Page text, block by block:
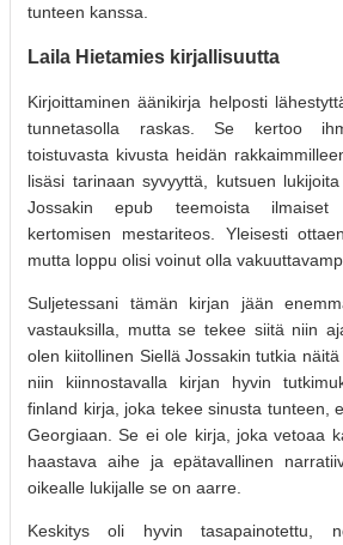
tunteen kanssa.
Laila Hietamies kirjallisuutta
Kirjoittaminen äänikirja helposti
tunnetasolla raskas. Se kertoo
toistuvasta kivusta heidän
lisäsi tarinaan syvyyttä, kutsuen
Jossakin epub teemoista ilmaiset
kertomisen mestariteos. Yleisesti
mutta loppu olisi voinut olla
Suljetessani tämän kirjan jään
vastauksilla, mutta se tekee siitä niin
olen kiitollinen Siellä Jossakin tutkia
niin kiinnostavalla kirjan hyvin
finland kirja, joka tekee sinusta tunteen,
Georgiaan. Se ei ole kirja, joka vetoaa
haastava aihe ja epätavallinen
oikealle lukijalle se on aarre.
Keskitys oli hyvin tasapainotettu,